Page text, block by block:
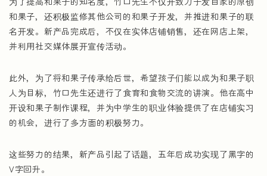
和果子，还积极监修其他公司的和果子开发，并推进和果子的联
名开发。新产品完成后，不仅在实体店铺销售，还在网店上架，
并利用社交媒体展开宣传活动。
此外，为了将和果子传承给后世，希望孩子们能以成为和果子职
人为目标，竹口先生还进行了食育和食物交流的讲演。他在高中
开设和果子制作课程，并为中学生的职业体验提供了在店铺实习
的机会，进行了多方面的积极努力。
这些努力的结果，新产品引起了话题，五年后成功实现了黑字的
V字回升。